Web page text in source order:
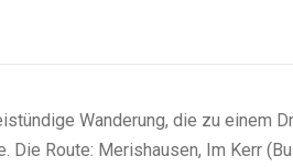
Wanderung, die zu einem
Die Route: Merishausen, Im Kerr